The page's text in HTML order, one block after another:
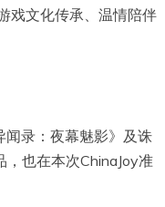
戏文化传承、温情陪伴
录：夜幕魅影》及诛
也在本次ChinaJoy准